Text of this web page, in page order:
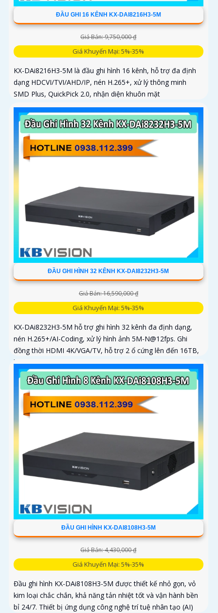
ĐẦU GHI 16 KÊNH KX-DAI8216H3-5M
Giá Bán: 9,750,000 ₫
Giá Khuyến Mại: 5%-35%
KX-DAi8216H3-5M là đầu ghi hình 16 kênh, hỗ trợ đa định
dạng HDCVI/TVI/AHD/IP, nén H.265+, xử lý thông minh
SMD Plus, QuickPick 2.0, nhận diện khuôn mặt
ĐẦU GHI HÌNH 32 KÊNH KX-DAI8232H3-5M
Giá Bán: 16,590,000 ₫
Giá Khuyến Mại: 5%-35%
KX-DAi8232H3-5M hỗ trợ ghi hình 32 kênh đa định dạng,
nén H.265+/AI-Coding, xử lý hình ảnh 5M-N@12fps. Ghi
đồng thời HDMI 4K/VGA/TV, hỗ trợ 2 ổ cứng lên đến 16TB,
băng thông...
ĐẦU GHI HÌNH KX-DAI8108H3-5M
Giá Bán: 4,430,000 ₫
Giá Khuyến Mại: 5%-35%
Đầu ghi hình KX-DAi8108H3-5M được thiết kế nhỏ gọn, vỏ
kim loại chắc chắn, khả năng tản nhiệt tốt và vận hành bền
bỉ 24/7. Thiết bị ứng dụng công nghệ trí tuệ nhân tạo (AI)